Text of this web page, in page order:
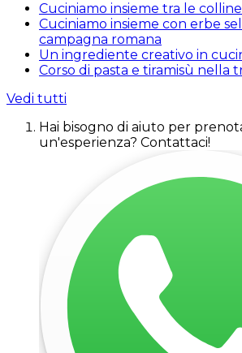
Cuciniamo insieme tra le
Cuciniamo insieme con erbe
campagna romana
Un ingrediente creativo in
Corso di pasta e tiramisù nella
Vedi tutti
Hai bisogno di aiuto per
un'esperienza? Contattaci!